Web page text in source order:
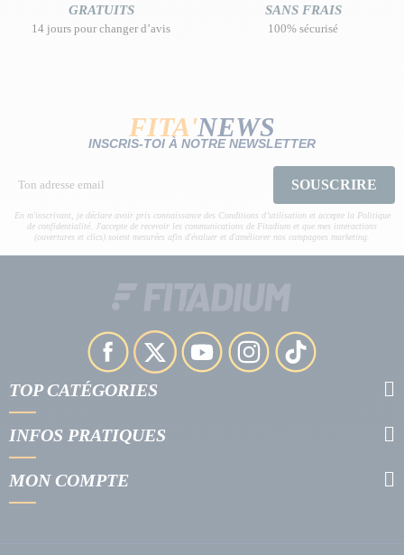
GRATUITS
14 jours pour changer d’avis
SANS FRAIS
100% sécurisé
FITA'NEWS
INSCRIS-TOI À NOTRE NEWSLETTER
SOUSCRIRE
En m'inscrivant, je déclare avoir pris connaissance des Conditions d’utilisation et accepte la Politique
de confidentialité. J'accepte de recevoir les communications de Fitadium et que mes interactions
(ouvertures et clics) soient mesurées afin d'évaluer et d'améliorer nos campagnes marketing.
TOP CATÉGORIES
INFOS PRATIQUES
MON COMPTE